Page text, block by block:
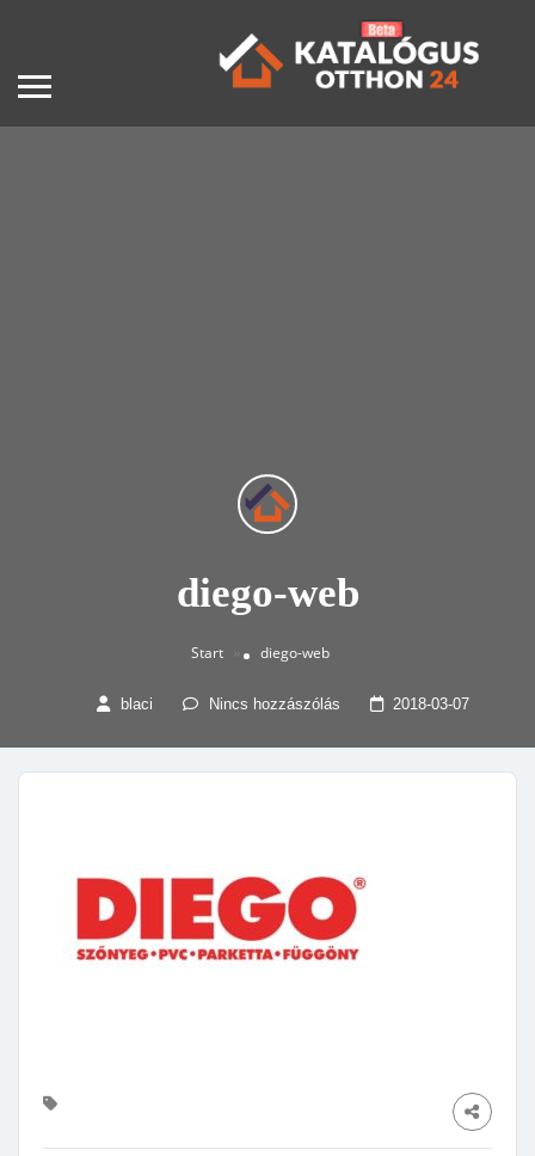
diego-web
Start » diego-web
blaci Nincs hozzászólás 2018-03-07